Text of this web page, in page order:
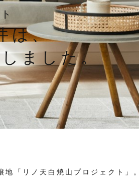
は、
ました。
「リノ天白焼山プロジェクト」。